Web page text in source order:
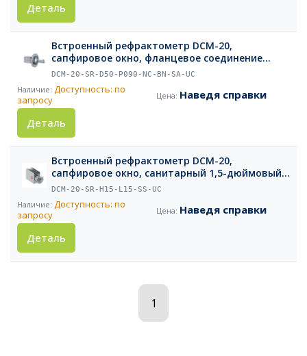
Деталь
Встроенный рефрактометр DCM-20,
сапфировое окно, фланцевое соединение
DN50, длина вставки 90 мм, PN40, глухое
DCM-20-SR-D50-P090-NC-BN-SA-UC
Доступность: по
запросу
Наведя справки
Деталь
Встроенный рефрактометр DCM-20,
сапфировое окно, санитарный 1,5-дюймовый
три-кламп для установки на трубу
DCM-20-SR-H15-L15-SS-UC
Доступность: по
запросу
Наведя справки
Деталь
1